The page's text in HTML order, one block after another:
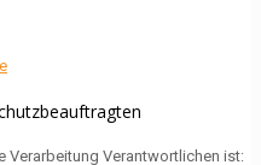
Verantwortlichen ist: